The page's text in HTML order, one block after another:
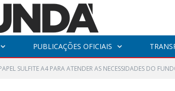
PUBLICAÇÕES OFICIAIS
SULFITE A4 PARA ATENDER AS NECESSIDADES DO